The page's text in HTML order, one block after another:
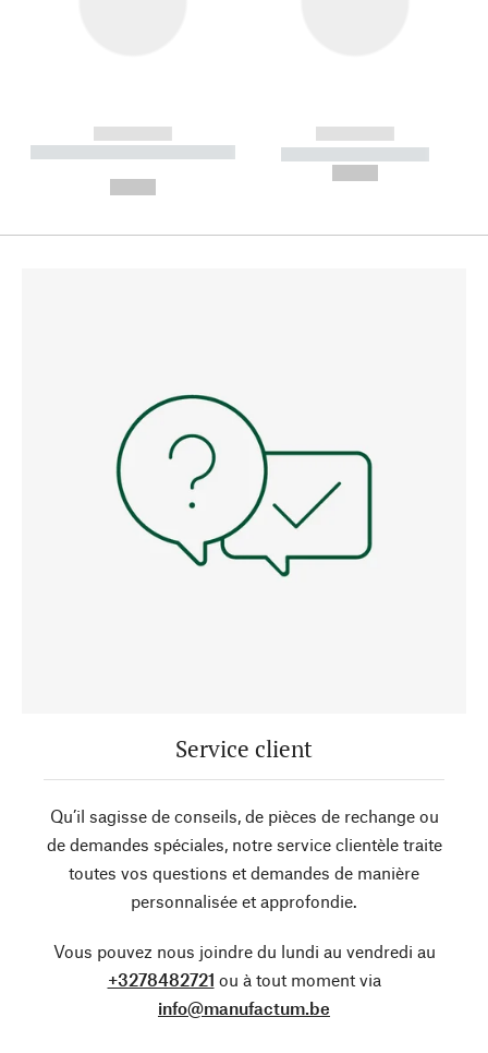
------------
----------- ----------- --------
------------
----------- -----------
Service client
Qu’il sagisse de conseils, de pièces de rechange ou
de demandes spéciales, notre service clientèle traite
toutes vos questions et demandes de manière
personnalisée et approfondie.
Vous pouvez nous joindre du lundi au vendredi au
+3278482721 ou à tout moment via
info@manufactum.be